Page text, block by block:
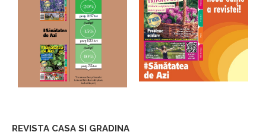
REVISTA CASA SI GRADINA